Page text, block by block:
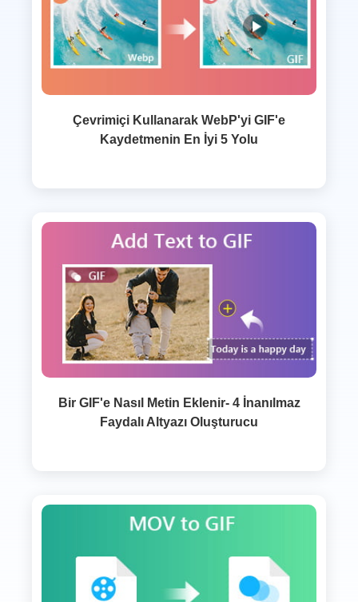
Çevrimiçi Kullanarak WebP'yi GIF'e
Kaydetmenin En İyi 5 Yolu
Bir GIF'e Nasıl Metin Eklenir- 4 İnanılmaz
Faydalı Altyazı Oluşturucu